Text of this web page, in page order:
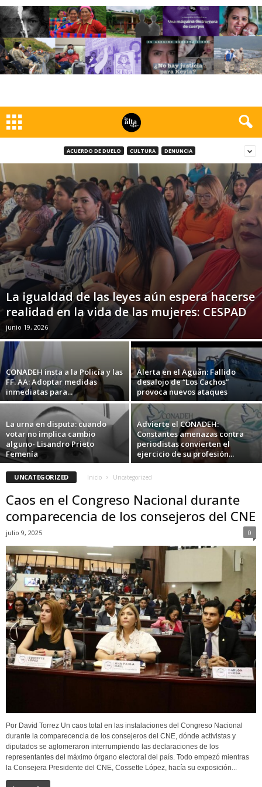
ACUERDO DE DUELO CULTURA DENUNCIA
La igualdad de las leyes aún espera hacerse
realidad en la vida de las mujeres: CESPAD
junio 19, 2026
CONADEH insta a la Policía y las
FF. AA: Adoptar medidas
inmediatas para...
Alerta en el Aguán: Fallido
desalojo de “Los Cachos”
provoca nuevos ataques
La urna en disputa: cuando
votar no implica cambio
alguno- Lisandro Prieto
Femenía
Advierte el CONADEH:
Constantes amenazas contra
periodistas convierten el
ejercicio de su profesión...
UNCATEGORIZED Inicio Uncategorized
Caos en el Congreso Nacional durante
comparecencia de los consejeros del CNE
julio 9, 2025 0
Por David Torrez Un caos total en las instalaciones del Congreso Nacional
durante la comparecencia de los consejeros del CNE, dónde activistas y
diputados se aglomeraron interrumpiendo las declaraciones de los
representantes del máximo órgano electoral del país. Todo empezó mientras
la Consejera Presidente del CNE, Cossette López, hacía su exposición...